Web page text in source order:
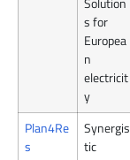
s for
Europea
n
electricit
y
Plan4Re
s
Synergis
tic